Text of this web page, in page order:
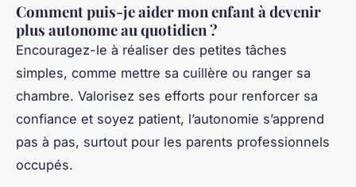
Comment puis-je aider mon enfant à devenir
plus autonome au quotidien ?
Encouragez-le à réaliser des petites tâches
simples, comme mettre sa cuillère ou ranger sa
chambre. Valorisez ses efforts pour renforcer sa
confiance et soyez patient, l’autonomie s’apprend
pas à pas, surtout pour les parents professionnels
occupés.